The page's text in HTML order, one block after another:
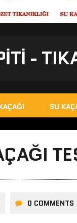
-
SU
0 COMMENTS